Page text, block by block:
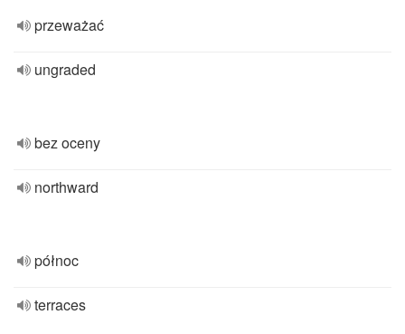
przeważać
ungraded
bez oceny
northward
północ
terraces